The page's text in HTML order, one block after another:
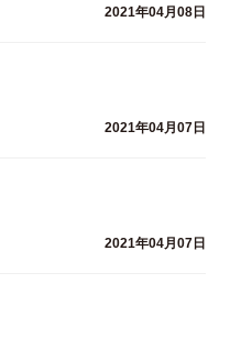
2021年04月08日
2021年04月07日
2021年04月07日